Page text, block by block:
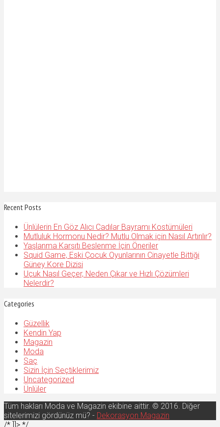
Recent Posts
Ünlülerin En Göz Alıcı Cadılar Bayramı Kostümüleri
Mutluluk Hormonu Nedir? Mutlu Olmak için Nasıl Artırılır?
Yaşlanma Karşıtı Beslenme İçin Öneriler
Squid Game, Eski Çocuk Oyunlarının Cinayetle Bittiği
Güney Kore Dizisi
Uçuk Nasıl Geçer, Neden Çıkar ve Hızlı Çözümleri
Nelerdir?
Categories
Güzellik
Kendin Yap
Magazin
Moda
Saç
Sizin İçin Seçtiklerimiz
Uncategorized
Ünlüler
Tüm hakları Moda ve Magazin ekibine aittir. © 2016. Diğer
sitelerimizi gördünüz mü? - Dekorasyon Magazin
/* ]]> */